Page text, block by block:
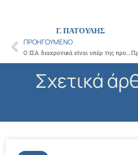
Γ. ΠΑΤΟΥΛΗΣ
Prev
ΠΡΟΗΓΟΎΜΕΝΟ
Ο ΙΣΑ διαχρονικά είναι υπέρ της προληπτικής ιατρικής αλλά όχι μέσα από τιμωρία των πολιτών
Σχετικά